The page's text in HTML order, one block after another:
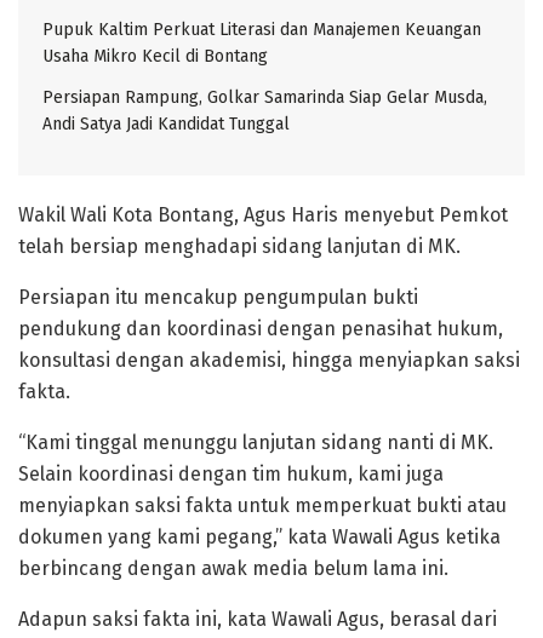
Pupuk Kaltim Perkuat Literasi dan Manajemen Keuangan
Usaha Mikro Kecil di Bontang
Persiapan Rampung, Golkar Samarinda Siap Gelar Musda,
Andi Satya Jadi Kandidat Tunggal
Wakil Wali Kota Bontang, Agus Haris menyebut Pemkot
telah bersiap menghadapi sidang lanjutan di MK.
Persiapan itu mencakup pengumpulan bukti
pendukung dan koordinasi dengan penasihat hukum,
konsultasi dengan akademisi, hingga menyiapkan saksi
fakta.
“Kami tinggal menunggu lanjutan sidang nanti di MK.
Selain koordinasi dengan tim hukum, kami juga
menyiapkan saksi fakta untuk memperkuat bukti atau
dokumen yang kami pegang,” kata Wawali Agus ketika
berbincang dengan awak media belum lama ini.
Adapun saksi fakta ini, kata Wawali Agus, berasal dari